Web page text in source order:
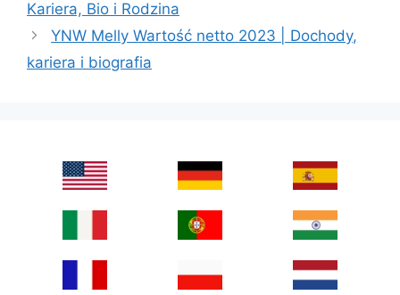
Kariera, Bio i Rodzina
YNW Melly Wartość netto 2023 | Dochody,
kariera i biografia